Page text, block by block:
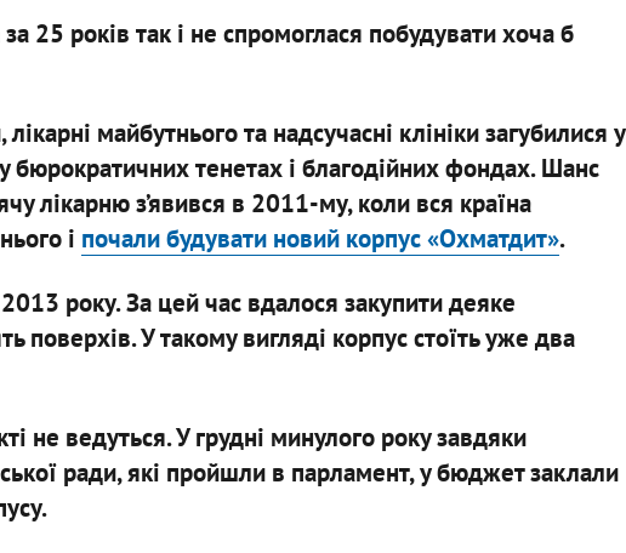
25 років так і не спромоглася побудувати хоча б
майбутнього та надсучасні клініки загубилися у
бюрократичних тенетах і благодійних фондах. Шанс
лікарню з’явився в 2011-му, коли вся країна
і почали будувати новий корпус «Охматдит».
року. За цей час вдалося закупити деяке
поверхів. У такому вигляді корпус стоїть уже два
не ведуться. У грудні минулого року завдяки
ради, які пройшли в парламент, у бюджет заклали